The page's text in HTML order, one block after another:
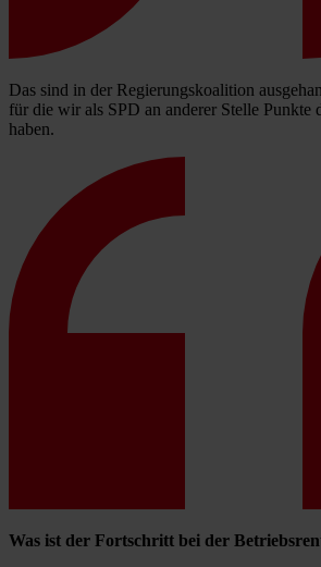
Das sind in der Regierungskoalition
für die wir als SPD an anderer Stelle Punkte
haben.
Was ist der Fortschritt bei der